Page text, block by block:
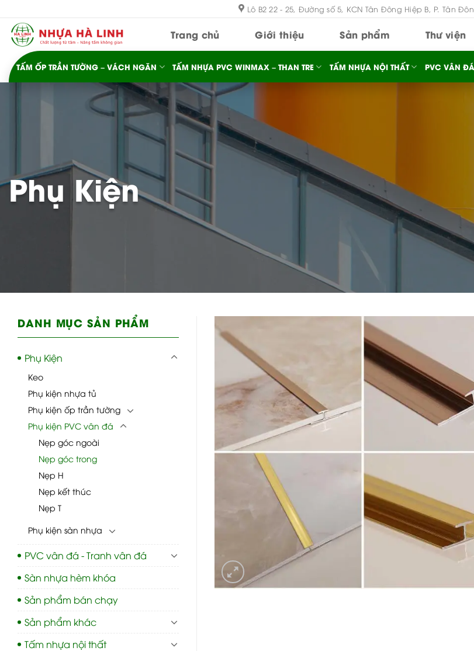
nội
Lô B2 22 - 25, Đường số 5, KCN Tân Đông Hiệp B, P. Tân
Trang chủ Giới thiệu Sản phẩm Thư viện
TẤM ỐP TRẦN TƯỜNG – VÁCH NGĂN TẤM NHỰA PVC WINMAX – THAN TRE TẤM NHỰA NỘI THẤT PVC VÂN
Phụ Kiện
DANH MỤC SẢN PHẨM
Phụ Kiện
Keo
Phụ kiện nhựa tủ
Phụ kiện ốp trần tường
Phụ kiện PVC vân đá
Nẹp góc ngoài
Nẹp góc trong
Nẹp H
Nẹp kết thúc
Nẹp T
Phụ kiện sàn nhựa
PVC vân đá - Tranh vân đá
Sàn nhựa hèm khóa
Sản phẩm bán chạy
Sản phẩm khác
Tấm nhựa nội thất